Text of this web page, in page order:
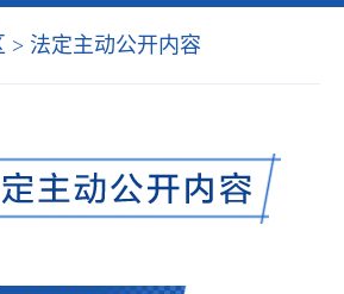
> 法定主动公开内容